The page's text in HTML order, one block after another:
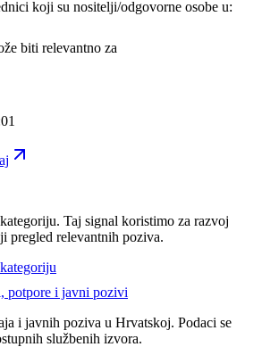
koji su nositelji/odgovorne osobe u:
biti relevantno za
Taj signal koristimo za razvoj
pregled relevantnih poziva.
potpore i javni pozivi
i javnih poziva u Hrvatskoj. Podaci se
službenih izvora.